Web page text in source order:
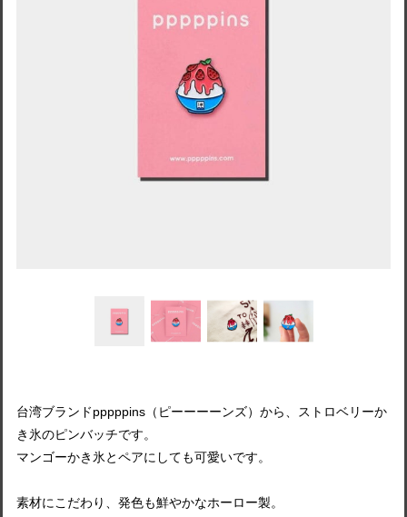
台湾ブランドpppppins（ピーーーーンズ）から、ストロベリーか
き氷のピンバッチです。
マンゴーかき氷とペアにしても可愛いです。
素材にこだわり、発色も鮮やかなホーロー製。